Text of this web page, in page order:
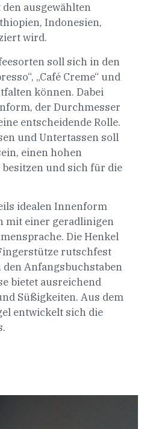
ausgewählten
Indonesien,
wird.
soll sich in den
„Café Creme“ und
können. Dabei
der Durchmesser
entscheidende Rolle.
und Untertassen soll
einen hohen
und sich für die
idealen Innenform
mit einer geradlinigen
Die Henkel
rutschfest
Anfangsbuchstaben
bietet ausreichend
Süßigkeiten. Aus dem
entwickelt sich die